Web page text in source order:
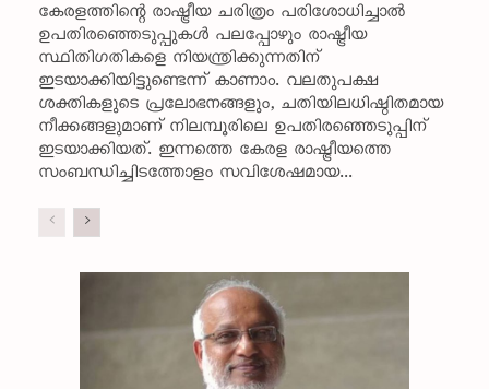
കേരളത്തിന്റെ രാഷ്ട്രീയ ചരിത്രം പരിശോധിച്ചാല്‍
ഉപതിരഞ്ഞെടുപ്പുകള്‍ പലപ്പോഴും രാഷ്ട്രീയ
സ്ഥിതിഗതികളെ നിയന്ത്രിക്കുന്നതിന്
ഇടയാക്കിയിട്ടുണ്ടെന്ന് കാണാം. വലതുപക്ഷ
ശക്തികളുടെ പ്രലോഭനങ്ങളും, ചതിയിലധിഷ്ഠിതമായ
നീക്കങ്ങളുമാണ് നിലമ്പൂരിലെ ഉപതിരഞ്ഞെടുപ്പിന്
ഇടയാക്കിയത്. ഇന്നത്തെ കേരള രാഷ്ട്രീയത്തെ
സംബന്ധിച്ചിടത്തോളം സവിശേഷമായ...